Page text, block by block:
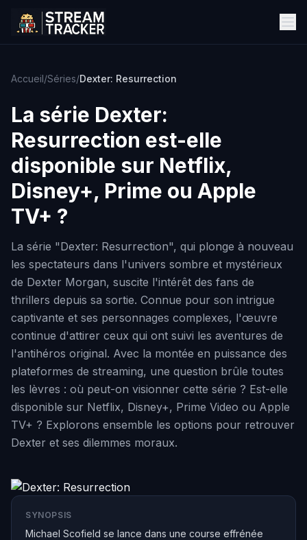
Accueil/Séries/Dexter: Resurrection
La série Dexter:
Resurrection est-elle
disponible sur Netflix,
Disney+, Prime ou Apple
TV+ ?
La série "Dexter: Resurrection", qui plonge à nouveau
les spectateurs dans l'univers sombre et mystérieux
de Dexter Morgan, suscite l'intérêt des fans de
thrillers depuis sa sortie. Connue pour son intrigue
captivante et ses personnages complexes, l'œuvre
continue d'attirer ceux qui ont suivi les aventures de
l'antihéros original. Avec la montée en puissance des
plateformes de streaming, une question brûle toutes
les lèvres : où peut-on visionner cette série ? Est-elle
disponible sur Netflix, Disney+, Prime Video ou Apple
TV+ ? Explorons ensemble les options pour retrouver
Dexter et ses dilemmes moraux.
SYNOPSIS
Michael Scofield se lance dans une course effrénée